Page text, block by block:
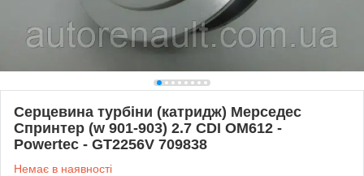
Серцевина турбіни (катридж) Мерседес
Спринтер (w 901-903) 2.7 CDI OM612 -
Powertec - GT2256V 709838
Немає в наявності